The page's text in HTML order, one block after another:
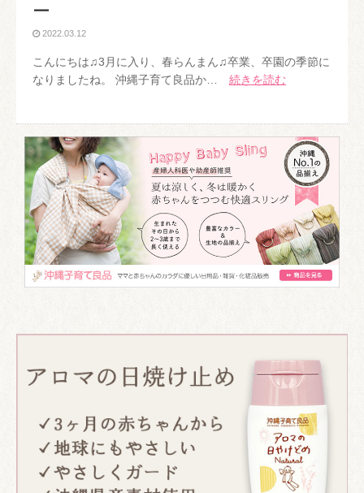
ー
2022.03.12
こんにちは♫3月に入り、春らんまん♫卒業、卒園の季節に
なりましたね。 沖縄子育て良品か… 続きを読む